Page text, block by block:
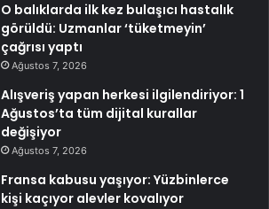
O balıklarda ilk kez bulaşıcı hastalık
görüldü: Uzmanlar ‘tüketmeyin’
çağrısı yaptı
Ağustos 7, 2026
Alışveriş yapan herkesi ilgilendiriyor: 1
Ağustos’ta tüm dijital kurallar
değişiyor
Ağustos 7, 2026
Fransa kabusu yaşıyor: Yüzbinlerce
kişi kaçıyor alevler kovalıyor